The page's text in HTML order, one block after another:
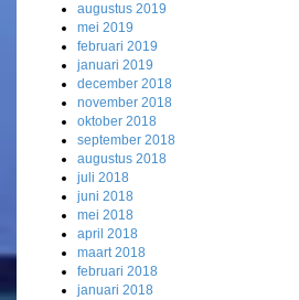
augustus 2019
mei 2019
februari 2019
januari 2019
december 2018
november 2018
oktober 2018
september 2018
augustus 2018
juli 2018
juni 2018
mei 2018
april 2018
maart 2018
februari 2018
januari 2018